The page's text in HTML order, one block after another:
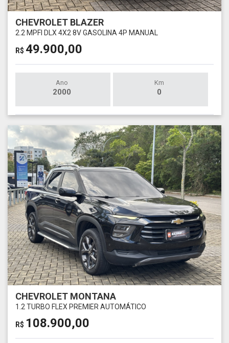
CHEVROLET BLAZER
2.2 MPFI DLX 4X2 8V GASOLINA 4P MANUAL
R$ 49.900,00
Ano
2000
Km
0
CHEVROLET MONTANA
1.2 TURBO FLEX PREMIER AUTOMÁTICO
R$ 108.900,00